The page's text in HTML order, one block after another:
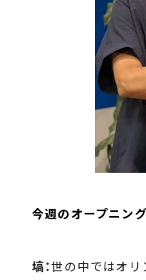
今週のオープニン
塙：世の中ではオリ